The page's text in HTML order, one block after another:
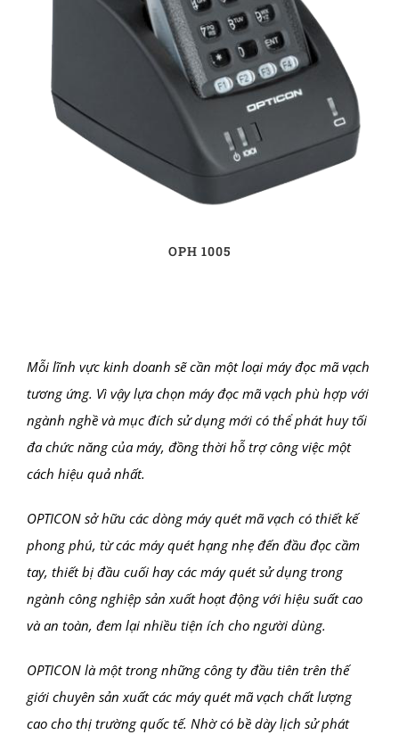
OPH 1005
Mỗi lĩnh vực kinh doanh sẽ cần một loại máy đọc mã vạch
tương ứng. Vì vậy lựa chọn máy đọc mã vạch phù hợp với
ngành nghề và mục đích sử dụng mới có thể phát huy tối
đa chức năng của máy, đồng thời hỗ trợ công việc một
cách hiệu quả nhất.
OPTICON sở hữu các dòng máy quét mã vạch có thiết kế
phong phú, từ các máy quét hạng nhẹ đến đầu đọc cầm
tay, thiết bị đầu cuối hay các máy quét sử dụng trong
ngành công nghiệp sản xuất hoạt động với hiệu suất cao
và an toàn, đem lại nhiều tiện ích cho người dùng.
OPTICON là một trong những công ty đầu tiên trên thế
giới chuyên sản xuất các máy quét mã vạch chất lượng
cao cho thị trường quốc tế. Nhờ có bề dày lịch sử phát